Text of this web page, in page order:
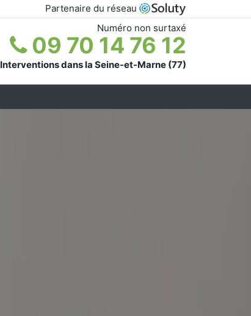
Partenaire du réseau
Numéro non surtaxé
09 70 14 76 12
Interventions dans la Seine-et-Marne (77)